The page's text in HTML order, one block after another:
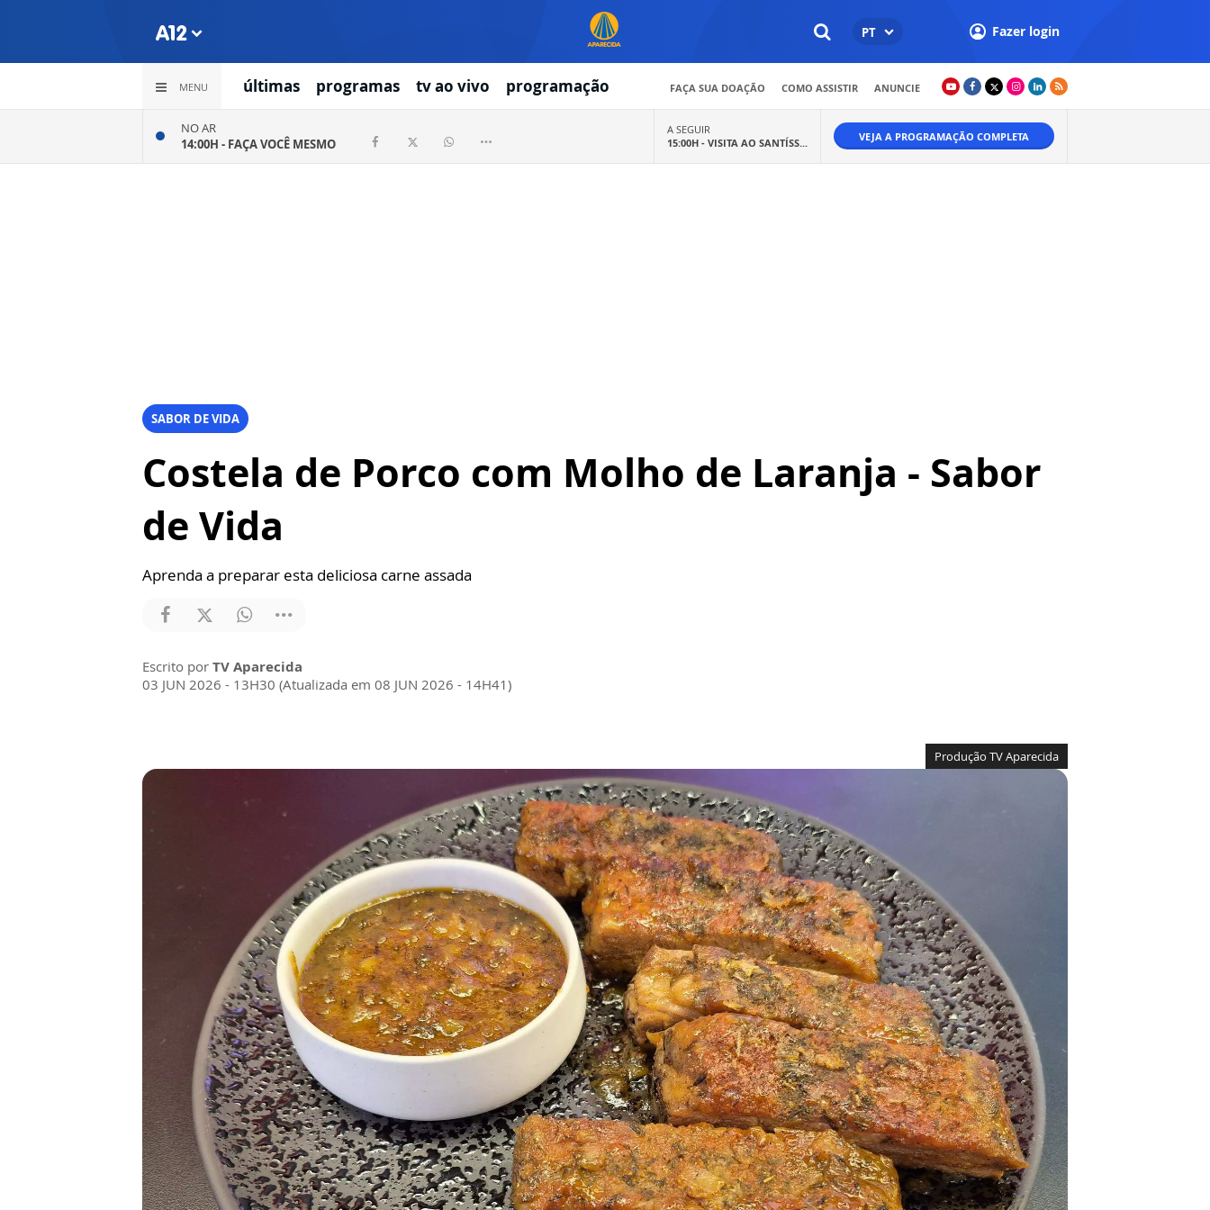
PT Fazer login
MENU últimas programas tv ao vivo programação FAÇA SUA DOAÇÃO COMO ASSISTIR ANUNCIE
NO AR
14:00H - FAÇA VOCÊ MESMO
A SEGUIR
15:00H - VISITA AO SANTÍSS... VEJA A PROGRAMAÇÃO COMPLETA
SABOR DE VIDA
Costela de Porco com Molho de Laranja - Sabor
de Vida
Aprenda a preparar esta deliciosa carne assada
Escrito por TV Aparecida
03 JUN 2026 - 13H30 (Atualizada em 08 JUN 2026 - 14H41)
Produção TV Aparecida